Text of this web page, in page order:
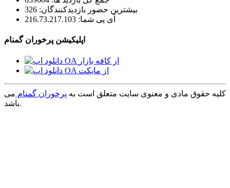
بیشترین حضور بازدیدکنندگان: 326
آی پی شما: 216.73.217.103
اپلیکیشن پرخوران گمنام
کلیه حقوق مادی و معنوی سایت متعلق است به پرخوران گمنام می
باشد.